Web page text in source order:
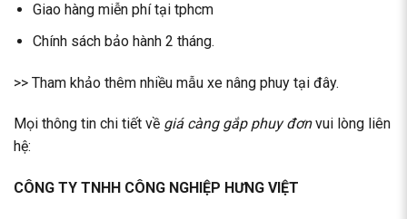
Giao hàng miễn phí tại tphcm
Chính sách bảo hành 2 tháng.
>> Tham khảo thêm nhiều mẫu xe nâng phuy tại đây.
Mọi thông tin chi tiết về giá càng gắp phuy đơnvui lòng liên
hệ:
CÔNG TY TNHH CÔNG NGHIỆP HƯNG VIỆT